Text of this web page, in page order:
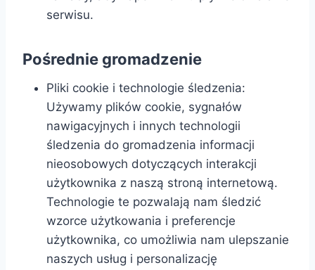
serwisu.
Pośrednie gromadzenie
Pliki cookie i technologie śledzenia:
Używamy plików cookie, sygnałów
nawigacyjnych i innych technologii
śledzenia do gromadzenia informacji
nieosobowych dotyczących interakcji
użytkownika z naszą stroną internetową.
Technologie te pozwalają nam śledzić
wzorce użytkowania i preferencje
użytkownika, co umożliwia nam ulepszanie
naszych usług i personalizację